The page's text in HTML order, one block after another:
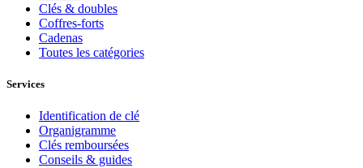
Clés & doubles
Coffres-forts
Cadenas
Toutes les catégories
Services
Identification de clé
Organigramme
Clés remboursées
Conseils & guides